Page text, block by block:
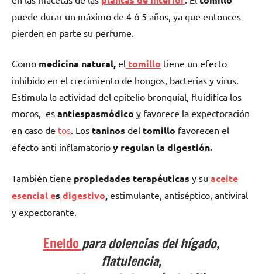
puede durar un máximo de 4 ó 5 años, ya que entonces
pierden en parte su perfume.
Como medicina natural, el tomillo tiene un efecto
inhibido en el crecimiento de hongos, bacterias y virus.
Estimula la actividad del epitelio bronquial, fluidifica los
mocos, es antiespasmódico y favorece la expectoración
en caso de tos. Los taninos del tomillo favorecen el
efecto anti inflamatorio y regulan la digestión.
También tiene propiedades terapéuticas y su aceite
esencial es digestivo, estimulante, antiséptico, antiviral
y expectorante.
Eneldo para dolencias del hígado,
flatulencia,